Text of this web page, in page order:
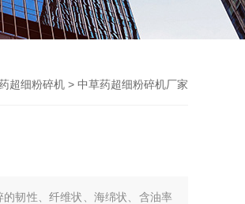
超细粉碎机 > 中草药超细粉碎机厂家
韧性、纤维状、海绵状、含油率